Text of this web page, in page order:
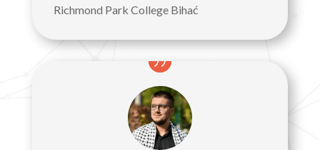
Richmond Park College Bihać